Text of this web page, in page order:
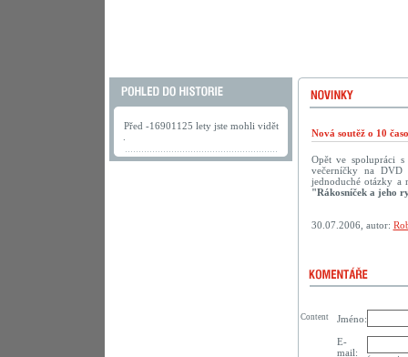
Před -16901125 lety jste mohli vidět
Nová soutěž o 10
Opět ve spolupráci
večerníčky na DVD
jednoduché otázky a
"Rákosníček a jeho
30.07.2006, autor:
Jméno:
E-
mail:
Content